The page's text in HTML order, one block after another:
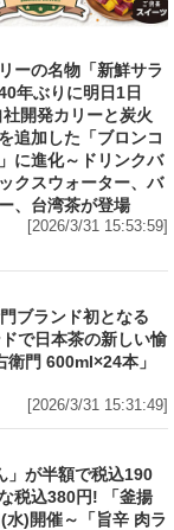
ーの名物「新鮮サラ
年ぶりに明日1日
開発カリーと炭火
追加した「ブロンコ
に進化～ドリンクバ
クスウォーター、バ
、台湾茶が登場
[2026/3/31 15:53:59]
ブランド初となる
で日本茶の新しい愉
衛門 600ml×24本」
[2026/3/31 15:31:49]
」が半額で税込190
税込380円! 「釜揚
)開催～「旨辛 肉ラ